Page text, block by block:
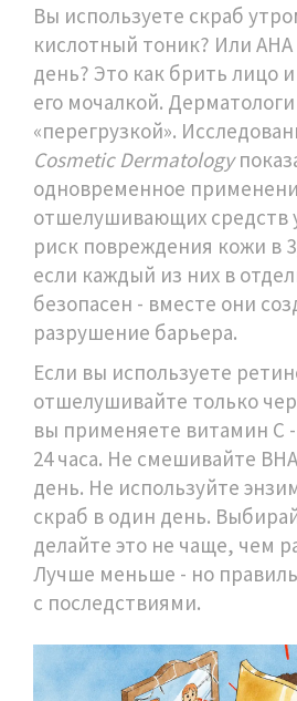
Вы используете скраб
кислотный тоник? Или
день? Это как брить лицо
его мочалкой.
«перегрузкой».
Cosmetic Dermatology
одновременное
отшелушивающих средств
риск повреждения кожи в
если каждый из них в
безопасен - вместе они
разрушение барьера.
Если вы используете
отшелушивайте только
вы применяете витамин С
24 часа. Не смешивайте
день. Не используйте
скраб в один день.
делайте это не чаще, чем
Лучше меньше - но
с последствиями.